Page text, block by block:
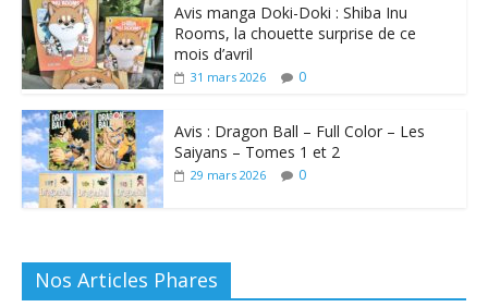
Avis manga Doki-Doki : Shiba Inu
Rooms, la chouette surprise de ce
mois d’avril
31 mars 2026 0
Avis : Dragon Ball – Full Color – Les
Saiyans – Tomes 1 et 2
29 mars 2026 0
Nos Articles Phares